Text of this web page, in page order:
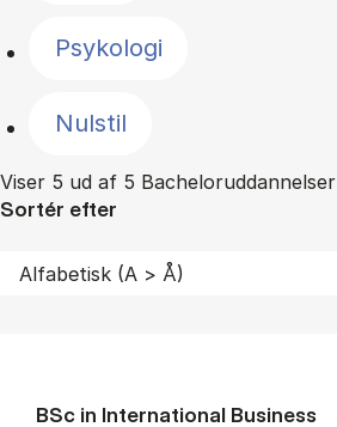
Psykologi
Nulstil
Viser 5 ud af 5 Bacheloruddannelser
Sortér efter
BSc in In­ter­na­tion­al Busi­ness